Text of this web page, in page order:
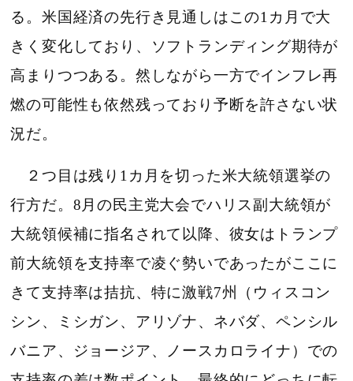
る。米国経済の先行き見通しはこの1カ月で大
きく変化しており、ソフトランディング期待が
高まりつつある。然しながら一方でインフレ再
燃の可能性も依然残っており予断を許さない状
況だ。
２つ目は残り1カ月を切った米大統領選挙の
行方だ。8月の民主党大会でハリス副大統領が
大統領候補に指名されて以降、彼女はトランプ
前大統領を支持率で凌ぐ勢いであったがここに
きて支持率は拮抗、特に激戦7州（ウィスコン
シン、ミシガン、アリゾナ、ネバダ、ペンシル
バニア、ジョージア、ノースカロライナ）での